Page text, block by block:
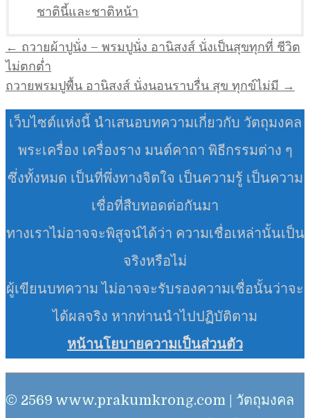
ชาตินี้และชาติหน้า
แนะแนว
เรื่อง
← ถวายผ้าปูนั่ง – พรมปูนั่ง อานิสงส์ นั่งเป็นสุขทุกที่ ชีวิต
ไม่ตกต่ำ
ถวายพรมปูพื้น อานิสงส์ นั่งนอนราบรื่น สุข ทุกข์ไม่มี →
เว็บไซต์แห่งนี้ นำเสนอบทความเกี่ยวกับ วัตถุมงคล
พระเครื่อง เครื่องราง มนต์คาถา พิธีกรรมต่าง ๆ
ซึ่งทั้งหมด เป็นที่พึ่งทางจิตใจ เป็นความรู้ เป็นความ
เชื่อที่สืบทอดต่อกันมา
ทางเราไม่อาจจะพิสูจน์ได้ว่า ความเชื่อเหล่านั้นเป็น
จริงหรือไม่
ผู้เขียนบทความ ไม่อาจจะรับรองความเชื่อนั้นว่าจะ
ได้ผลจริง หากท่านนำไปปฏิบัติตาม
หน้านโยบายความเป็นส่วนตัว
© 2569 www.prakumkrong.com | วัตถุมงคล